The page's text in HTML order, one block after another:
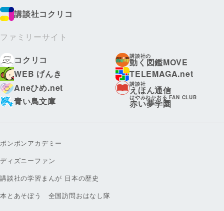
講談社コクリコ
ファミリーサイト
コクリコ
講談社の
動く図鑑MOVE
WEB げんき
TELEMAGA.net
Aneひめ.net
講談社
えほん通信
青い鳥文庫
はやみねかおる FAN CLUB
赤い夢学園
ボンボンアカデミー
ディズニーファン
講談社の学習まんが 日本の歴史
本とあそぼう 全国訪問おはなし隊